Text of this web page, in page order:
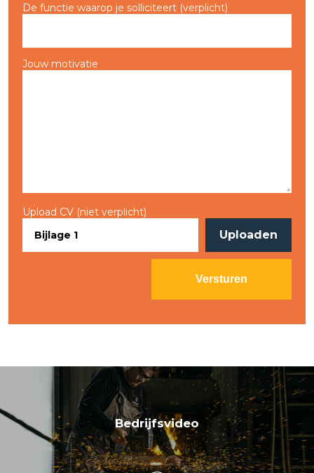
De functie waarop je solliciteert (verplicht)
Jouw motivatie
Upload CV (niet verplicht)
Uploaden
Bedrijfsvideo